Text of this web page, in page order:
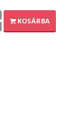
KOSÁRBA